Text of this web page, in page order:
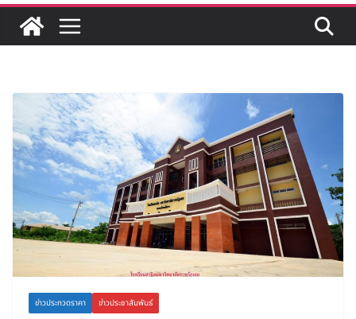
ข่าวประกวดราคา ข่าวประชาสัมพันธ์